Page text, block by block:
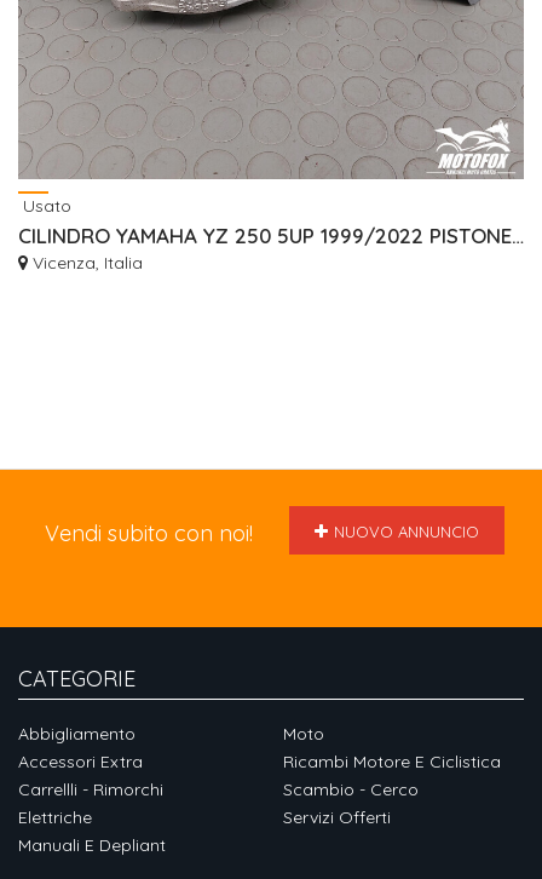
Usato
CILINDRO YAMAHA YZ 250 5UP 1999/2022 PISTONE 5UP113112100 5MW111110200
Vicenza, Italia
Vendi subito con noi! NUOVO ANNUNCIO
CATEGORIE
Abbigliamento
Accessori Extra
Carrellli - Rimorchi
Elettriche
Manuali E Depliant
Moto
Ricambi Motore E Ciclistica
Scambio - Cerco
Servizi Offerti